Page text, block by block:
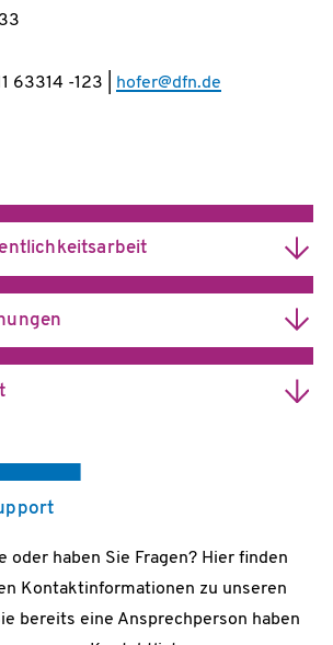
63314 -123 | hofer@dfn.de
bark@dfn.de
finanzen@dfn.de
oder haben Sie Fragen? Hier finden
Kontaktinformationen zu unseren
bereits eine Ansprechperson haben